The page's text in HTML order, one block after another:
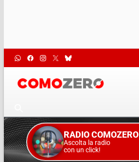
RADIO COMOZERO
Ascolta la radio
con un click!